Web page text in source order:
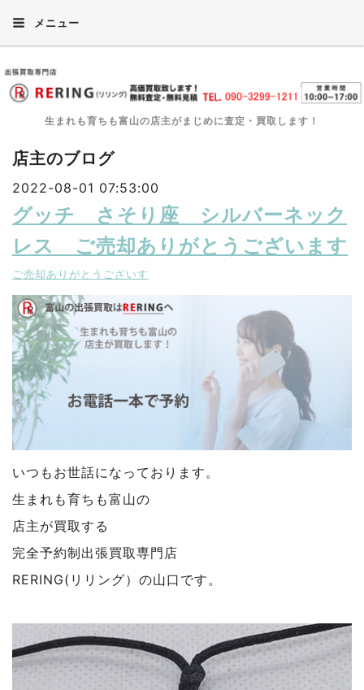
メニュー
生まれも育ちも富山の店主がまじめに査定・買取します！
店主のブログ
2022-08-01 07:53:00
グッチ さそり座 シルバーネック
レス ご売却ありがとうございます
ご売却ありがとうございす
いつもお世話になっております。
生まれも育ちも富山の
店主が買取する
完全予約制出張買取専門店
RERING(リリング）の山口です。